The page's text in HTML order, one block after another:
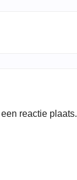
reactie plaats.